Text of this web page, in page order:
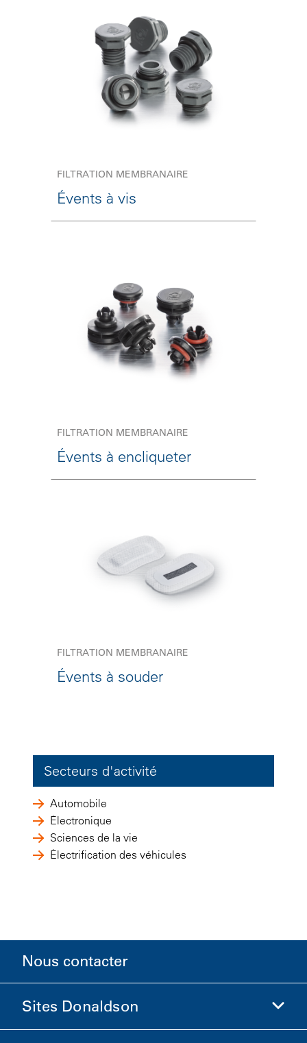
FILTRATION MEMBRANAIRE
Évents à vis
FILTRATION MEMBRANAIRE
Évents à encliqueter
FILTRATION MEMBRANAIRE
Évents à souder
Secteurs d'activité
Automobile
Électronique
Sciences de la vie
Électrification des véhicules
Nous contacter
Sites Donaldson